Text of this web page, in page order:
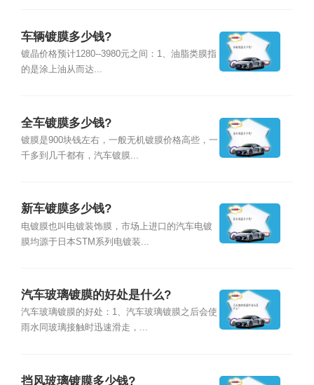
车辆镀膜多少钱?
镀晶价格预计1280--3980元之间：1、油脂类膜指
的是涂上油从而达...
全车镀膜多少钱?
镀膜是900块钱左右，一般无机镀膜价格高些，一
千多到几千都有，汽车镀膜...
新车镀膜多少钱?
电镀膜也叫电镀装饰膜，市场上进口的汽车电镀
膜均源于日本STM系列电镀装...
汽车玻璃镀膜的好处是什么?
汽车玻璃镀膜的好处：1、汽车玻璃镀膜之后会使
雨水同玻璃接触时迅速滑走，...
挡风玻璃镀膜多少钱?